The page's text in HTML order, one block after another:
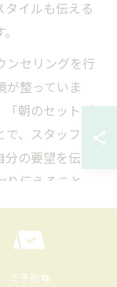
イルも伝える
ンセリングを行
が整っていま
「朝のセットが
、スタッフも
の要望を伝え
り伝えること
ます。
室スタ
ご予約